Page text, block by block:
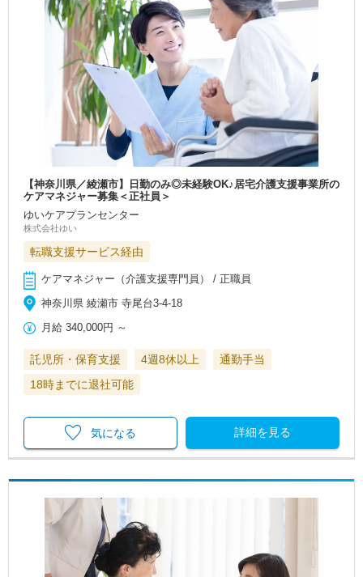
【神奈川県／綾瀬市】日勤のみ◎未経験OK♪居宅介護支援事業所の
ケアマネジャー募集＜正社員＞
ゆいケアプランセンター
株式会社ゆい
転職支援サービス経由
ケアマネジャー（介護支援専門員） / 正職員
神奈川県 綾瀬市 寺尾台3‐4-18
月給 340,000円 ～
託児所・保育支援 4週8休以上
通勤手当
18時までに退社可能
詳細を見る
気になる